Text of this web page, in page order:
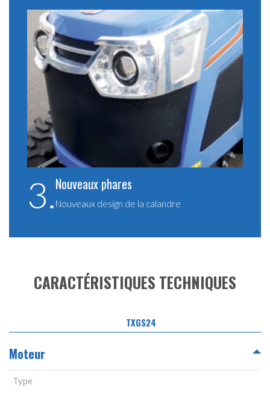
3.Nouveaux phares
Nouveaux design de la calandre
CARACTÉRISTIQUES TECHNIQUES
TXGS24
Moteur
Type